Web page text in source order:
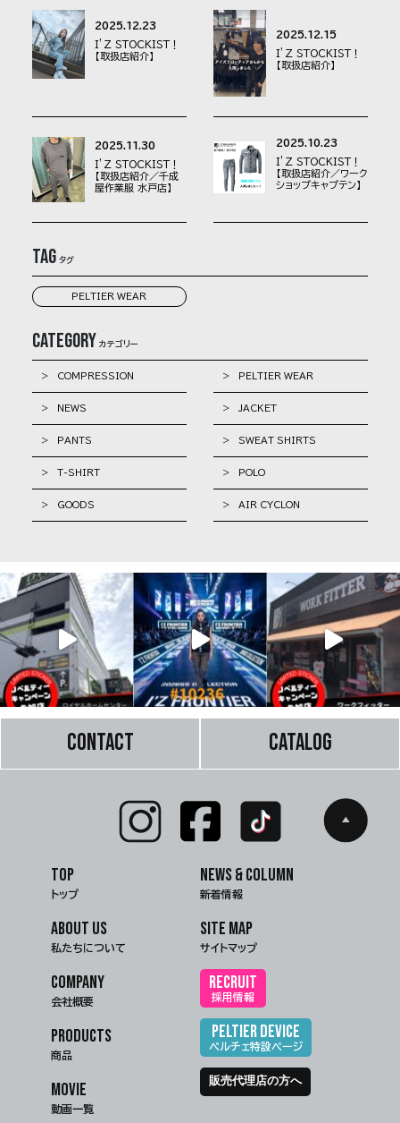
2025.12.23
I’Z STOCKIST！
【取扱店紹介】
2025.12.15
I’Z STOCKIST！
【取扱店紹介】
2025.11.30
I’Z STOCKIST！
【取扱店紹介／千成
屋作業服 水戸店】
2025.10.23
I’Z STOCKIST！
【取扱店紹介／ワーク
ショップキャプテン】
Tagタグ
PELTIER WEAR
Category カテゴリー
> COMPRESSION > PELTIER WEAR
> NEWS > JACKET
> PANTS > SWEAT SHIRTS
> T-SHIRT > POLO
> GOODS > AIR CYCLON
CONTACT CATALOG
TOP
トップ
ABOUT US
私たちについて
COMPANY
会社概要
PRODUCTS
商品
MOVIE
動画一覧
NEWS & COLUMN
新着情報
SITE MAP
サイトマップ
RECRUIT
採用情報
PELTIER DEVICE
ペルチェ特設ページ
販売代理店の方へ